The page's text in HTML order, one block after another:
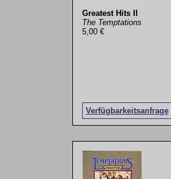
Greatest Hits II
The Temptations
5,00 €
Verfügbarkeitsanfrage